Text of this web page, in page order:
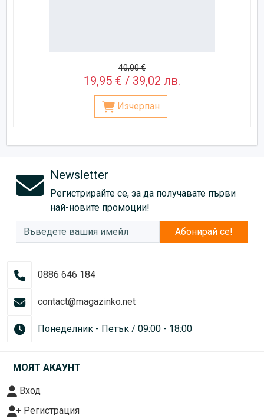
40,00 €
19,95 € / 39,02 лв.
Изчерпан
Newsletter
Регистрирайте се, за да получавате първи
най-новите промоции!
Абонирай се!
0886 646 184
contact@magazinko.net
Понеделник - Петък / 09:00 - 18:00
МОЯТ АКАУНТ
Вход
Регистрация